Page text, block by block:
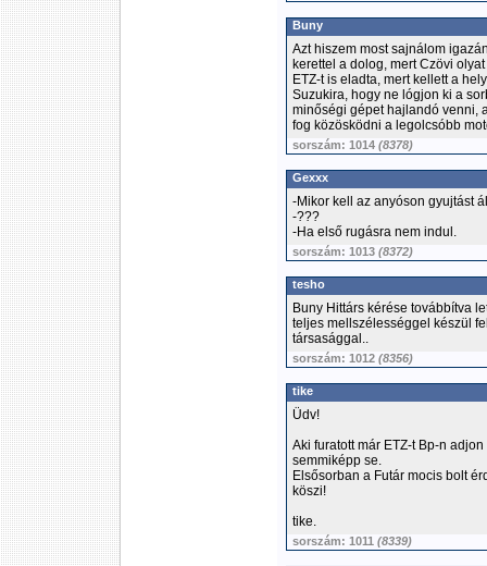
Buny
Azt hiszem most sajnálom
kerettel a dolog, mert Czövi
ETZ-t is eladta, mert kellett a
Suzukira, hogy ne lógjon ki a
minőségi gépet hajlandó venni,
fog közösködni a legolcsóbb
sorszám: 1014 (8378)
Gexxx
-Mikor kell az anyóson gyujtást
-???
-Ha első rugásra nem indul.
sorszám: 1013 (8372)
tesho
Buny Hittárs kérése továbbítva
teljes mellszélességgel készül
társasággal..
sorszám: 1012 (8356)
tike
Üdv!
Aki furatott már ETZ-t Bp-n
semmiképp se.
Elsősorban a Futár mocis bolt
köszi!
tike.
sorszám: 1011 (8339)